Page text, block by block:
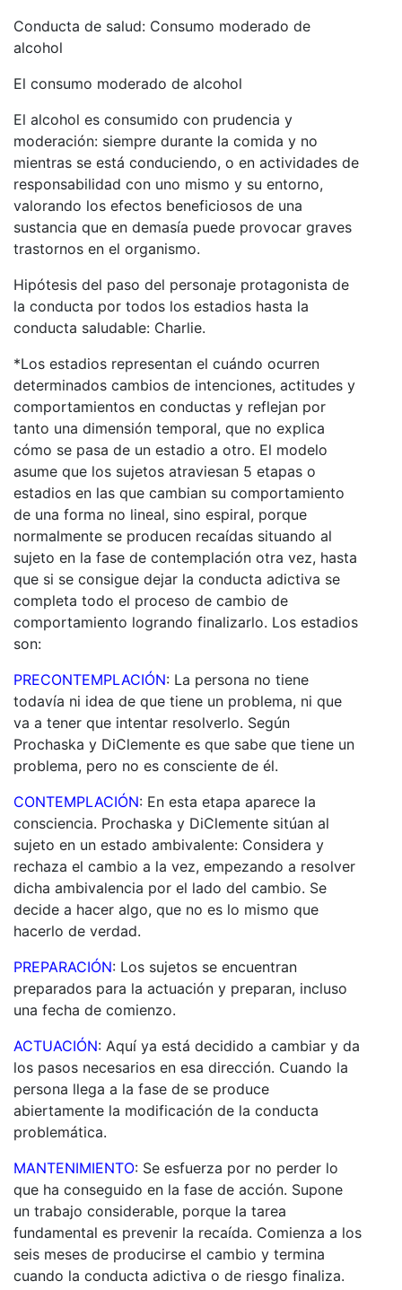
Conducta de salud: Consumo moderado de
alcohol
El consumo moderado de alcohol
El alcohol es consumido con prudencia y
moderación: siempre durante la comida y no
mientras se está conduciendo, o en actividades de
responsabilidad con uno mismo y su entorno,
valorando los efectos beneficiosos de una
sustancia que en demasía puede provocar graves
trastornos en el organismo.
Hipótesis del paso del personaje protagonista de
la conducta por todos los estadios hasta la
conducta saludable: Charlie.
*Los estadios representan el cuándo ocurren
determinados cambios de intenciones, actitudes y
comportamientos en conductas y reflejan por
tanto una dimensión temporal, que no explica
cómo se pasa de un estadio a otro. El modelo
asume que los sujetos atraviesan 5 etapas o
estadios en las que cambian su comportamiento
de una forma no lineal, sino espiral, porque
normalmente se producen recaídas situando al
sujeto en la fase de contemplación otra vez, hasta
que si se consigue dejar la conducta adictiva se
completa todo el proceso de cambio de
comportamiento logrando finalizarlo. Los estadios
son:
PRECONTEMPLACIÓN: La persona no tiene
todavía ni idea de que tiene un problema, ni que
va a tener que intentar resolverlo. Según
Prochaska y DiClemente es que sabe que tiene un
problema, pero no es consciente de él.
CONTEMPLACIÓN: En esta etapa aparece la
consciencia. Prochaska y DiClemente sitúan al
sujeto en un estado ambivalente: Considera y
rechaza el cambio a la vez, empezando a resolver
dicha ambivalencia por el lado del cambio. Se
decide a hacer algo, que no es lo mismo que
hacerlo de verdad.
PREPARACIÓN: Los sujetos se encuentran
preparados para la actuación y preparan, incluso
una fecha de comienzo.
ACTUACIÓN: Aquí ya está decidido a cambiar y da
los pasos necesarios en esa dirección. Cuando la
persona llega a la fase de se produce
abiertamente la modificación de la conducta
problemática.
MANTENIMIENTO: Se esfuerza por no perder lo
que ha conseguido en la fase de acción. Supone
un trabajo considerable, porque la tarea
fundamental es prevenir la recaída. Comienza a los
seis meses de producirse el cambio y termina
cuando la conducta adictiva o de riesgo finaliza.